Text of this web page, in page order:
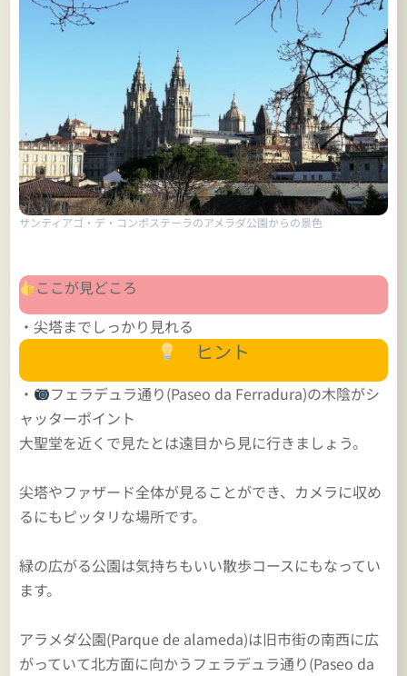
サンティアゴ・デ・コンポステーラのアメラダ公園からの景色
ここが見どころ
・尖塔までしっかり見れる
ヒント
・
フェラデュラ通り(Paseo da Ferradura)の木陰がシ
ャッターポイント
大聖堂を近くで見たとは遠目から見に行きましょう。
尖塔やファザード全体が見ることができ、カメラに収め
るにもピッタリな場所です。
緑の広がる公園は気持ちもいい散歩コースにもなってい
ます。
アラメダ公園(Parque de alameda)は旧市街の南西に広
がっていて北方面に向かうフェラデュラ通り(Paseo da